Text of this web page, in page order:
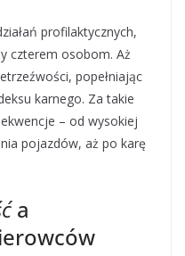
profilaktycznych,
czterem osobom. Aż
popełniając
karnego. Za takie
– od wysokiej
pojazdów, aż po karę
a